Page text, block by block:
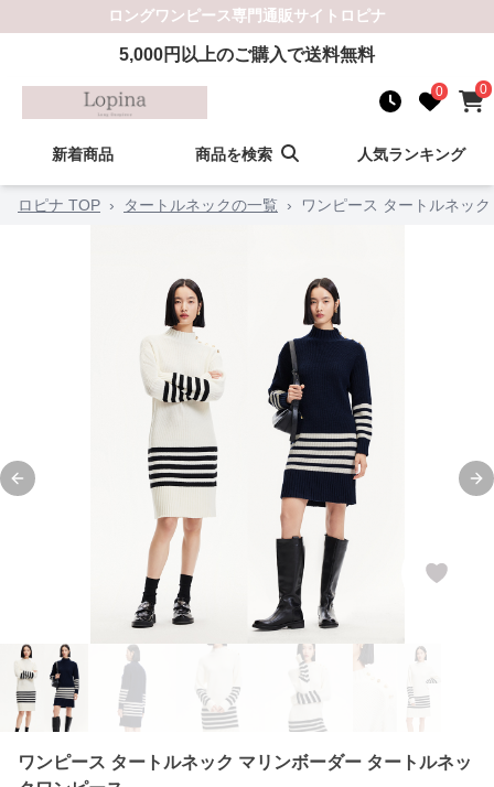
ロングワンピース専門通販サイト ロピナ
5,000円以上のご購入で送料無料
0 0
新着商品 商品を検索 人気ランキング
ロピナ TOP › タートルネックの一覧 › ワンピース タートルネッ
Previous slide
ワンピース タートルネック マリンボーダー タートルネッ